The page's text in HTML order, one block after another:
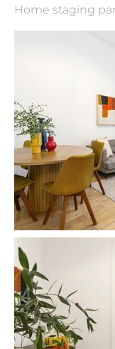
Home staging